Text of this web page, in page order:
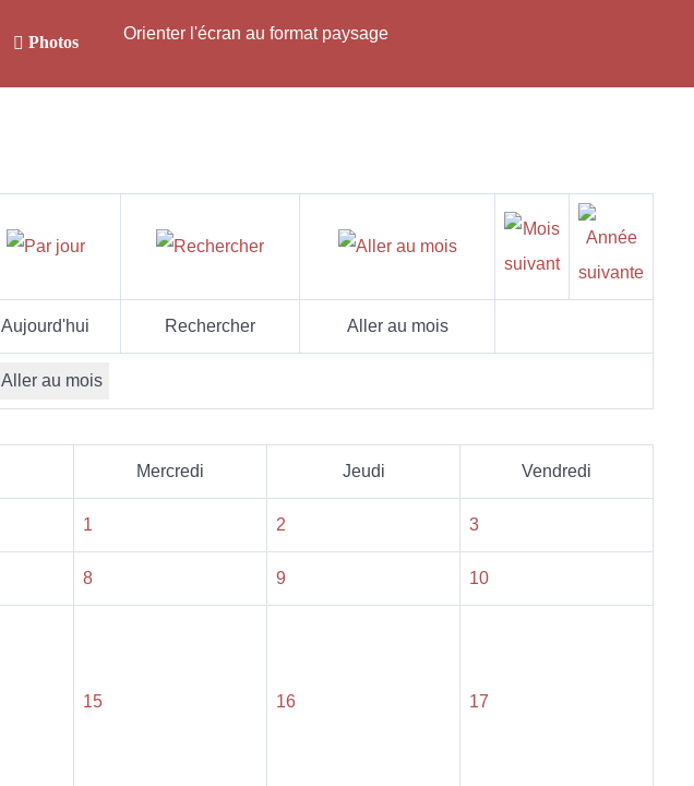
Photos Orienter l'écran au format paysage
Aujourd'hui Rechercher Aller au mois
Aller au mois
Mercredi Jeudi Vendredi
1 2 3
8 9 10
15 16 17